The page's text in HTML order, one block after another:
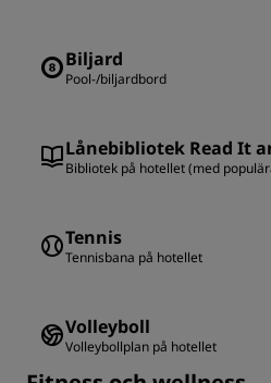
Biljard
Pool-/biljardbord
Lånebibliotek Read It
Bibliotek på hotellet (med
Tennis
Tennisbana på hotellet
Volleyboll
Volleybollplan på hotellet